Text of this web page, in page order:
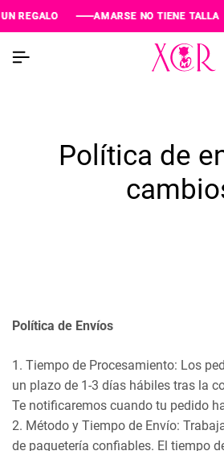
REGALO AMARSE NO TIENE TALLA
REGALO AMARSE NO TIENE TALLA
REGALO AMARSE NO TIENE TALLA
Política de
Política de Envíos
1. Tiempo de Procesamiento: Los
un plazo de 1-3 días hábiles tras la
Te notificaremos cuando tu pedido
2. Método y Tiempo de Envío:
de paquetería confiables. El tiempo